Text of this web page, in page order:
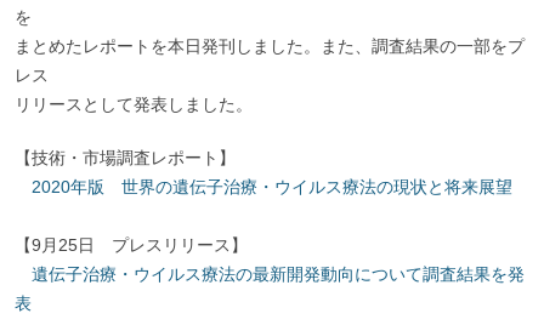
を
まとめたレポートを本日発刊しました。また、調査結果の一部をプ
レス
リリースとして発表しました。
【技術・市場調査レポート】
2020年版 世界の遺伝子治療・ウイルス療法の現状と将来展望
【9月25日 プレスリリース】
遺伝子治療・ウイルス療法の最新開発動向について調査結果を発
表